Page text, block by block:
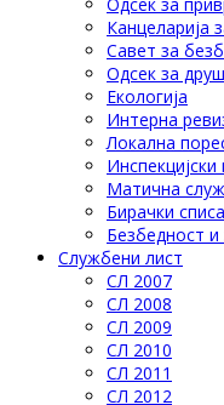
Канцеларија
Савет за
Одсек за
Eкологија
Интерна
Локална
Матична
Бирачки
Безбедност
Службени лист
СЛ 2007
СЛ 2008
СЛ 2009
СЛ 2010
СЛ 2011
СЛ 2012